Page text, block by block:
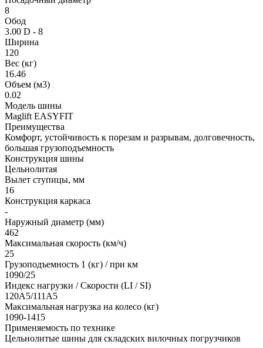
8
Обод
3.00 D - 8
Ширина
120
Вес (кг)
16.46
Объем (м3)
0.02
Модель шины
Maglift EASYFIT
Преимущества
Комфорт, устойчивость к порезам и разрывам, долговечность,
большая грузоподъемность
Конструкция шины
Цельнолитая
Вылет ступицы, мм
16
Конструкция каркаса
-
Наружный диаметр (мм)
462
Максимальная скорость (км/ч)
25
Грузоподъемность 1 (кг) / при км
1090/25
Индекс нагрузки / Скорости (LI / SI)
120A5/111A5
Максимальная нагрузка на колесо (кг)
1090-1415
Применяемость по технике
Цельнолитые шины для складских вилочных погрузчиков